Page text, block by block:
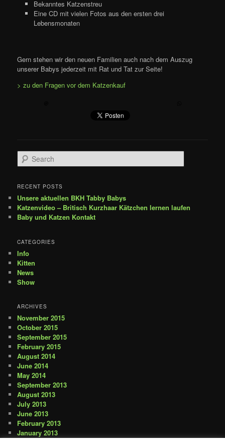
Bekanntes Katzenstreu
Eine CD mit vielen Fotos aus den ersten drei
Lebensmonaten
Gern stehen wir den neuen Familien auch nach dem Auszug
unserer Babys jederzeit mit Rat und Tat zur Seite!
> zu den Fragen vor dem Katzenkauf
Search
RECENT POSTS
Unsere aktuellen BKH Tabby Babys
Katzenvideo – Britisch Kurzhaar Kätzchen lernen laufen
Baby und Katzen Kontakt
CATEGORIES
Info
Kitten
News
Show
ARCHIVES
November 2015
October 2015
September 2015
February 2015
August 2014
June 2014
May 2014
September 2013
August 2013
July 2013
June 2013
February 2013
January 2013